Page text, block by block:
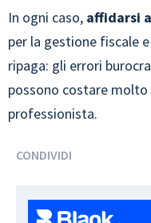
In ogni caso, affidarsi
per la gestione fiscale
ripaga: gli errori
possono costare molto
professionista.
CONDIVIDI